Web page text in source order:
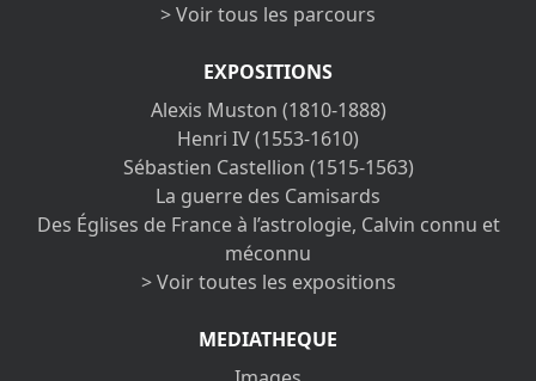
> Voir tous les parcours
EXPOSITIONS
Alexis Muston (1810-1888)
Henri IV (1553-1610)
Sébastien Castellion (1515-1563)
La guerre des Camisards
Des Églises de France à l’astrologie, Calvin connu et
méconnu
> Voir toutes les expositions
MEDIATHEQUE